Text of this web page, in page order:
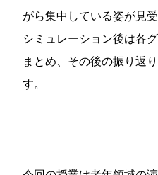
がら集中している姿が見受
シミュレーション後は各
まとめ、その後の振り返
す。